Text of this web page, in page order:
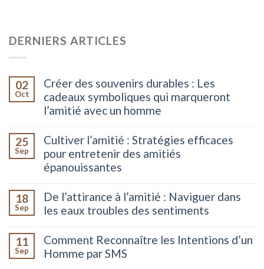
DERNIERS ARTICLES
02
Oct
Créer des souvenirs durables : Les
cadeaux symboliques qui marqueront
l’amitié avec un homme
25
Sep
Cultiver l’amitié : Stratégies efficaces
pour entretenir des amitiés
épanouissantes
18
Sep
De l’attirance à l’amitié : Naviguer dans
les eaux troubles des sentiments
11
Sep
Comment Reconnaître les Intentions d’un
Homme par SMS